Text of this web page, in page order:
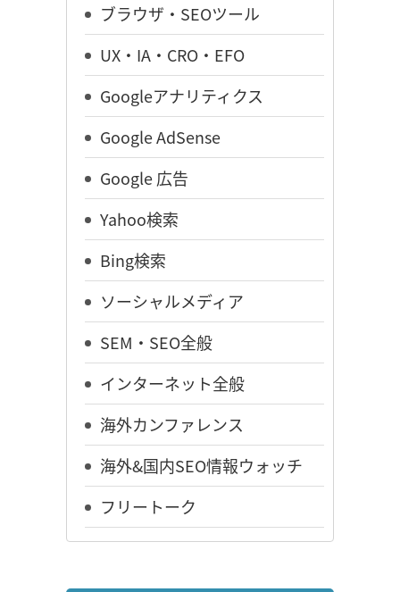
ブラウザ・SEOツール
UX・IA・CRO・EFO
Googleアナリティクス
Google AdSense
Google 広告
Yahoo検索
Bing検索
ソーシャルメディア
SEM・SEO全般
インターネット全般
海外カンファレンス
海外&国内SEO情報ウォッチ
フリートーク